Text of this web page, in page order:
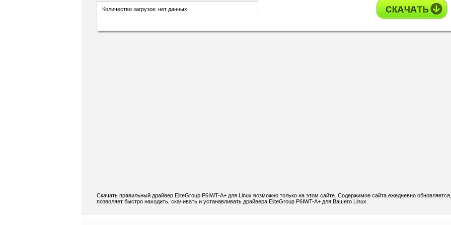
Количество загрузок: нет данных
Скачать правильный драйвер EliteGroup P6IWT-A+ для Linux возможно только на этом сайте. Содержимое сайта ежедневно
позволяет быстро находить, скачивать и устанавливать драйвера EliteGroup P6IWT-A+ для Вашего Linux.